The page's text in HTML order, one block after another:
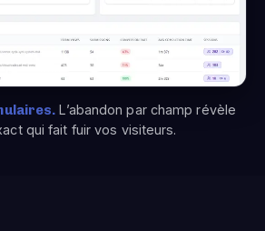
L’abandon par champ révèle
qui fait fuir vos visiteurs.